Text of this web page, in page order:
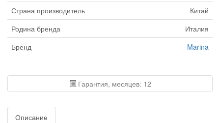
Страна производитель
Китай
Родина бренда
Италия
Бренд
Marina
Гарантия, месяцев: 12
Описание